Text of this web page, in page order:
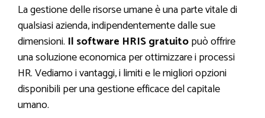
La gestione delle risorse umane è una parte vitale di
qualsiasi azienda, indipendentemente dalle sue
dimensioni. Il software HRIS gratuitopuò offrire
una soluzione economica per ottimizzare i processi
HR. Vediamo i vantaggi, i limiti e le migliori opzioni
disponibili per una gestione efficace del capitale
umano.